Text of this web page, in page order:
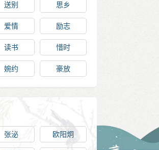
送别 思乡
爱情 励志
读书 惜时
婉约 豪放
张泌 欧阳炯